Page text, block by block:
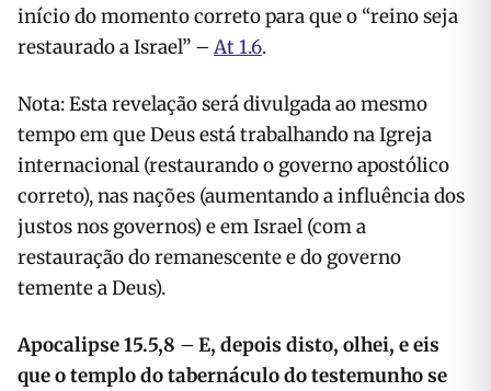
início do momento correto para que o “reino seja
restaurado a Israel” – At 1.6.
Nota: Esta revelação será divulgada ao mesmo
tempo em que Deus está trabalhando na Igreja
internacional (restaurando o governo apostólico
correto), nas nações (aumentando a influência dos
justos nos governos) e em Israel (com a
restauração do remanescente e do governo
temente a Deus).
Apocalipse 15.5,8 – E, depois disto, olhei, e eis
que o templo do tabernáculo do testemunho se